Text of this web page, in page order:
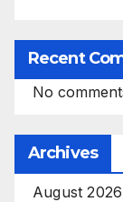
Recent
No
Archives
August 2026